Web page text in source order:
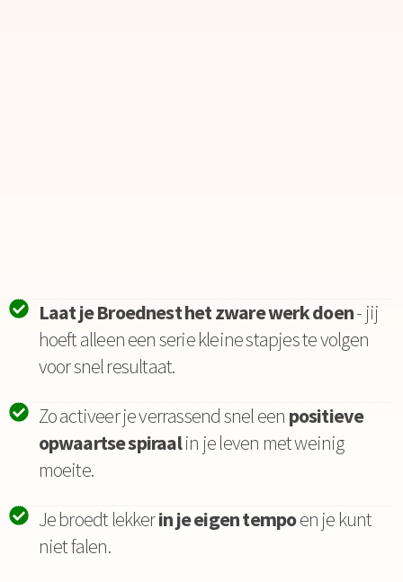
Laat je Broednest het zware werk doen- jij
hoeft alleen een serie kleine stapjes te volgen
voor snel resultaat.
Zo activeer je verrassend snel een positieve
opwaartse spiraalin je leven met weinig
moeite.
Je broedt lekkerin je eigen tempoen je kunt
niet falen.